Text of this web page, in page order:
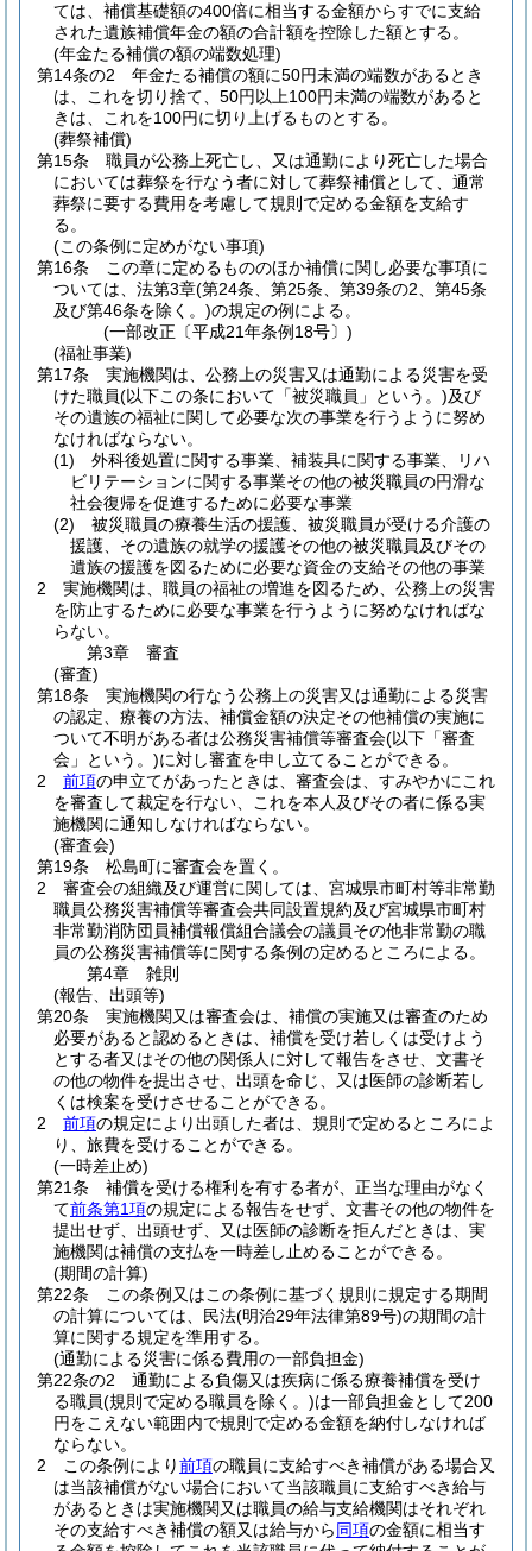
ては、補償基礎額の400倍に相当する金額からすでに支給
された遺族補償年金の額の合計額を控除した額とする。
(年金たる補償の額の端数処理)
第14条の2
年金たる補償の額に50円未満の端数があるとき
は、これを切り捨て、50円以上100円未満の端数があると
きは、これを100円に切り上げるものとする。
(葬祭補償)
第15条
職員が公務上死亡し、又は通勤により死亡した場合
においては葬祭を行なう者に対して葬祭補償として、通常
葬祭に要する費用を考慮して規則で定める金額を支給す
る。
(この条例に定めがない事項)
第16条
この章に定めるもののほか補償に関し必要な事項に
ついては、法第3章(第24条、第25条、第39条の2、第45条
及び第46条を除く。)の規定の例による。
(一部改正〔平成21年条例18号〕)
(福祉事業)
第17条
実施機関は、公務上の災害又は通勤による災害を受
けた職員(以下この条において「被災職員」という。)及び
その遺族の福祉に関して必要な次の事業を行うように努め
なければならない。
(1)
外科後処置に関する事業、補装具に関する事業、リハ
ビリテーションに関する事業その他の被災職員の円滑な
社会復帰を促進するために必要な事業
(2)
被災職員の療養生活の援護、被災職員が受ける介護の
援護、その遺族の就学の援護その他の被災職員及びその
遺族の援護を図るために必要な資金の支給その他の事業
2
実施機関は、職員の福祉の増進を図るため、公務上の災害
を防止するために必要な事業を行うように努めなければな
らない。
第3章
審査
(審査)
第18条
実施機関の行なう公務上の災害又は通勤による災害
の認定、療養の方法、補償金額の決定その他補償の実施に
ついて不明がある者は公務災害補償等審査会(以下「審査
会」という。)に対し審査を申し立てることができる。
2
前項の申立てがあったときは、審査会は、すみやかにこれ
を審査して裁定を行ない、これを本人及びその者に係る実
施機関に通知しなければならない。
(審査会)
第19条
松島町に審査会を置く。
2
審査会の組織及び運営に関しては、宮城県市町村等非常勤
職員公務災害補償等審査会共同設置規約及び宮城県市町村
非常勤消防団員補償報償組合議会の議員その他非常勤の職
員の公務災害補償等に関する条例の定めるところによる。
第4章
雑則
(報告、出頭等)
第20条
実施機関又は審査会は、補償の実施又は審査のため
必要があると認めるときは、補償を受け若しくは受けよう
とする者又はその他の関係人に対して報告をさせ、文書そ
の他の物件を提出させ、出頭を命じ、又は医師の診断若し
くは検案を受けさせることができる。
2
前項の規定により出頭した者は、規則で定めるところによ
り、旅費を受けることができる。
(一時差止め)
第21条
補償を受ける権利を有する者が、正当な理由がなく
て前条第1項の規定による報告をせず、文書その他の物件を
提出せず、出頭せず、又は医師の診断を拒んだときは、実
施機関は補償の支払を一時差し止めることができる。
(期間の計算)
第22条
この条例又はこの条例に基づく規則に規定する期間
の計算については、民法(明治29年法律第89号)の期間の計
算に関する規定を準用する。
(通勤による災害に係る費用の一部負担金)
第22条の2
通勤による負傷又は疾病に係る療養補償を受け
る職員(規則で定める職員を除く。)は一部負担金として200
円をこえない範囲内で規則で定める金額を納付しなければ
ならない。
2
この条例により前項の職員に支給すべき補償がある場合又
は当該補償がない場合において当該職員に支給すべき給与
があるときは実施機関又は職員の給与支給機関はそれぞれ
その支給すべき補償の額又は給与から同項の金額に相当す